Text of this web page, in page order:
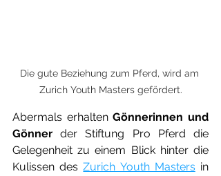
Die gute Beziehung zum Pferd, wird am
Zurich Youth Masters gefördert.
Abermals erhalten Gönnerinnen und
Gönner der Stiftung Pro Pferd die
Gelegenheit zu einem Blick hinter die
Kulissen des Zurich Youth Masters in